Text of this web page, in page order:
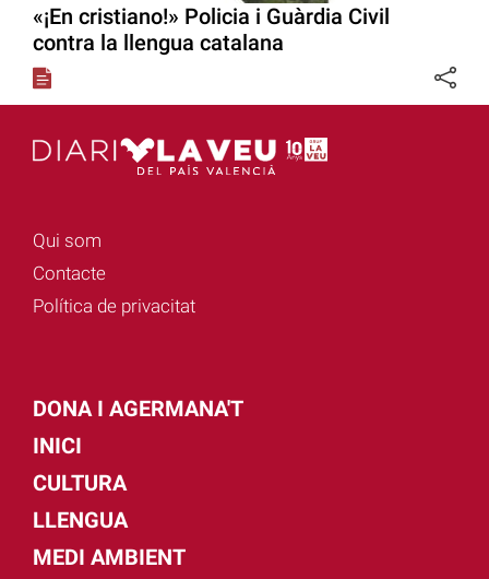
«¡En cristiano!» Policia i Guàrdia Civil
contra la llengua catalana
Qui som
Contacte
Política de privacitat
DONA I AGERMANA'T
INICI
CULTURA
LLENGUA
MEDI AMBIENT